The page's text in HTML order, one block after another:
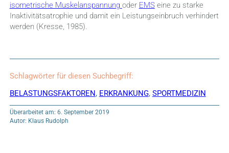
isometrische Muskelanspannung oder EMSeine zu starke
Inaktivitätsatrophie und damit ein Leistungseinbruch verhindert
werden (Kresse, 1985).
Schlagwörter für diesen Suchbegriff:
BELASTUNGSFAKTOREN, ERKRANKUNG, SPORTMEDIZIN
Überarbeitet am: 6. September 2019
Autor: Klaus Rudolph